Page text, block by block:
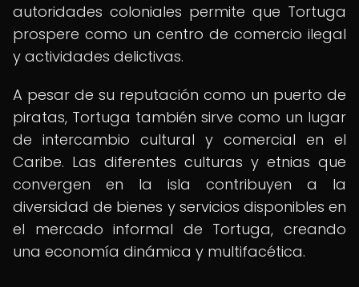
autoridades coloniales permite que Tortuga
prospere como un centro de comercio ilegal
y actividades delictivas.
A pesar de su reputación como un puerto de
piratas, Tortuga también sirve como un lugar
de intercambio cultural y comercial en el
Caribe. Las diferentes culturas y etnias que
convergen en la isla contribuyen a la
diversidad de bienes y servicios disponibles en
el mercado informal de Tortuga, creando
una economía dinámica y multifacética.